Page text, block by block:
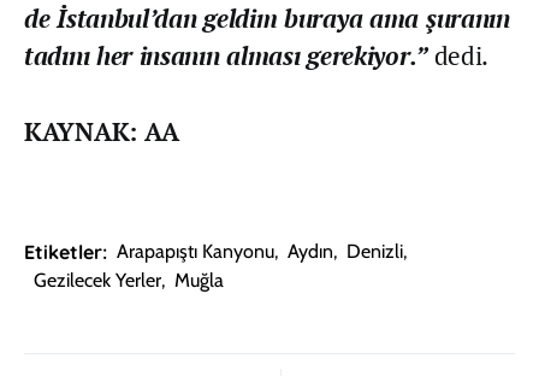
de İstanbul’dan geldim buraya ama şuranın
tadını her insanın alması gerekiyor.”dedi.
KAYNAK: AA
Etiketler: Arapapıştı Kanyonu, Aydın, Denizli,
Gezilecek Yerler, Muğla